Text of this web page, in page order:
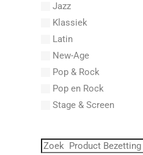
Abel, Lex
Aberg, Johan Ludvig
Aboucaya, Christian
Aboulker, Isabelle
Abraham, Paul
Abrams, Lester
Abreu, Zequinha
Absil, Jean
Jazz
Klassiek
Latin
New-Age
Pop & Rock
Pop en Rock
Stage & Screen